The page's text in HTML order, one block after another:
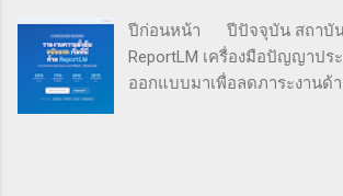
คร...
ซึ่งเป็นการค้นหาและระบุประ
เป็นสาระสำคัญที่บริษัทจำเป็นต้
ถือเป็นหัวใจของการขับเคลื่อน
เงินที่เป็นผลจากปัจจัยด้านเศ
ปีก่อนหน้า ปีปัจจุบัน สถาบั
ReportLM เครื่องมือปัญญาปร
ออกแบบมาเพื่อลดภาระงานด้า
รักษาคุณภาพและความน่าเชื่